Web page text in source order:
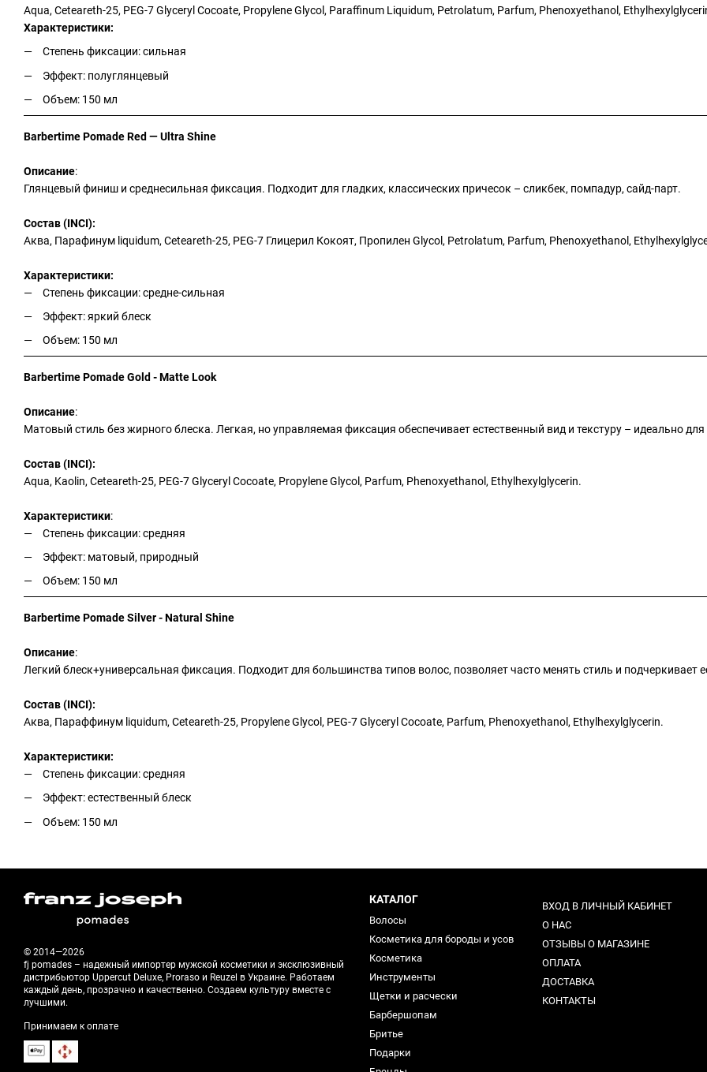
Aqua, Ceteareth-25, PEG-7 Glyceryl Cocoate, Propylene Glycol, Paraffinum Liquidum, Petrolatum, Parfum, Phenoxyethanol,
Характеристики:
Степень фиксации: сильная
Эффект: полуглянцевый
Объем: 150 мл
Barbertime Pomade Red — Ultra Shine
Описание:
Глянцевый финиш и среднесильная фиксация. Подходит для гладких, классических причесок – сликбек, помпадур, сайд-парт.
Состав (INCI):
Аква, Парафинум liquidum, Ceteareth-25, PEG-7 Глицерил Кокоят, Пропилен Glycol, Petrolatum, Parfum, Phenoxyethanol,
Характеристики:
Степень фиксации: средне-сильная
Эффект: яркий блеск
Объем: 150 мл
Barbertime Pomade Gold - Matte Look
Описание:
Матовый стиль без жирного блеска. Легкая, но управляемая фиксация обеспечивает естественный вид и текстуру – идеально
Состав (INCI):
Aqua, Kaolin, Ceteareth-25, PEG-7 Glyceryl Cocoate, Propylene Glycol, Parfum, Phenoxyethanol, Ethylhexylglycerin.
Характеристики:
Степень фиксации: средняя
Эффект: матовый, природный
Объем: 150 мл
Barbertime Pomade Silver - Natural Shine
Описание:
Легкий блеск+универсальная фиксация. Подходит для большинства типов волос, позволяет часто менять стиль и подчеркивает
Состав (INCI):
Аква, Параффинум liquidum, Ceteareth-25, Propylene Glycol, PEG-7 Glyceryl Cocoate, Parfum, Phenoxyethanol, Ethylhexylglycerin.
Характеристики:
Степень фиксации: средняя
Эффект: естественный блеск
Объем: 150 мл
© 2014—2026
fj pomades – надежный импортер мужской косметики и эксклюзивный
дистрибьютор Uppercut Deluxe, Proraso и Reuzel в Украине. Работаем
каждый день, прозрачно и качественно. Создаем культуру вместе с
лучшими.
Принимаем к оплате
КАТАЛОГ
Волосы
Косметика для бороды и усов
Косметика
Инструменты
Щетки и расчески
Барбершопам
Бритье
Подарки
ВХОД В ЛИЧНЫЙ КАБИНЕТ
О НАС
ОТЗЫВЫ О МАГАЗИНЕ
ОПЛАТА
ДОСТАВКА
КОНТАКТЫ